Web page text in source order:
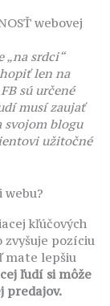
„na srdci“
len na
sú určené
musí zaujať
svojom blogu
užitočné
webu?
kľúčových
zvyšuje pozíciu
mate lepšiu
ľudí si môže
predajov.